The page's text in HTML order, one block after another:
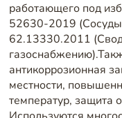
работающего под
52630-2019
62.13330.2011
антикоррозионная
местности,
температур, защита